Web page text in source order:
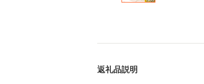
返礼品説明